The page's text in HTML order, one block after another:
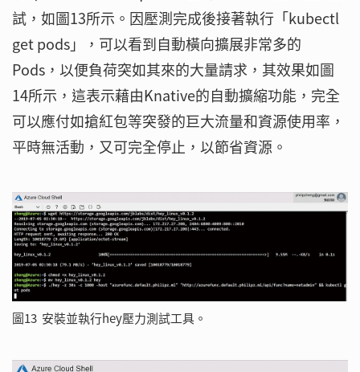
試，如圖13所示。因壓測完成後接著執行「kubectl
get pods」，可以看到自動橫向擴展非常多的
Pods，以便負荷突如其來的大量請求，其效果如圖
14所示，這表示藉由Knative的自動擴縮功能，完全
可以應付如搶紅包等突發的巨大流量和資源使用率，
平時無活動，又可完全停止，以節省資源。
圖13 安裝並執行hey壓力測試工具。